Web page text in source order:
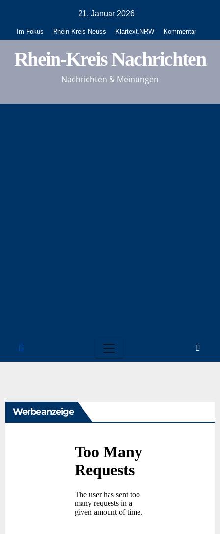
springen
21. Januar 2026
Im Fokus Rhein-Kreis Neuss Klartext.NRW Kommentar
Rhein-Kreis Nachrichten
Nachrichten & Meinungen
Werbeanzeige